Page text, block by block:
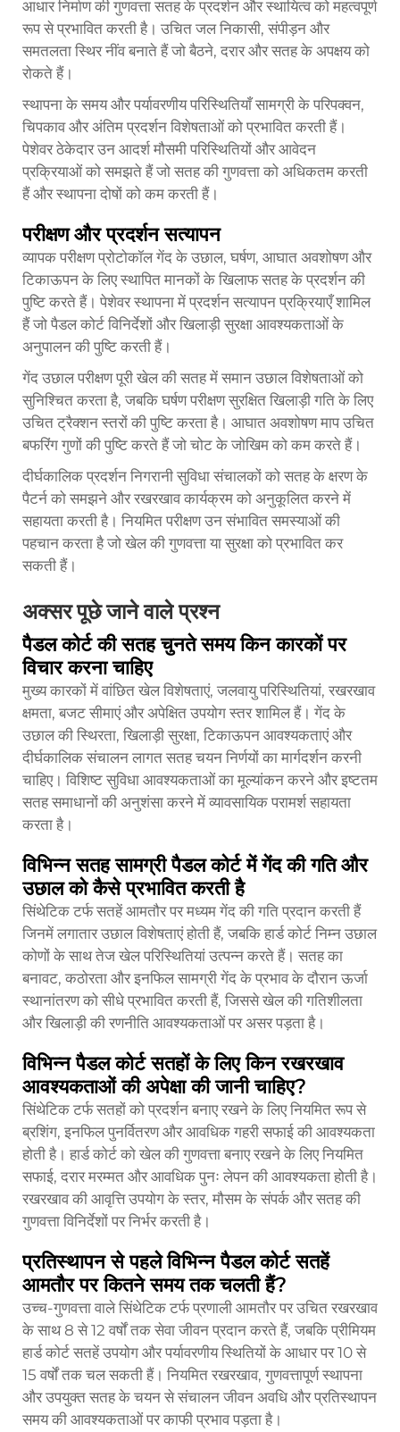
आधार निर्माण की गुणवत्ता सतह के प्रदर्शन और स्थायित्व को महत्वपूर्ण
रूप से प्रभावित करती है। उचित जल निकासी, संपीड़न और
समतलता स्थिर नींव बनाते हैं जो बैठने, दरार और सतह के अपक्षय को
रोकते हैं।
स्थापना के समय और पर्यावरणीय परिस्थितियाँ सामग्री के परिपक्वन,
चिपकाव और अंतिम प्रदर्शन विशेषताओं को प्रभावित करती हैं।
पेशेवर ठेकेदार उन आदर्श मौसमी परिस्थितियों और आवेदन
प्रक्रियाओं को समझते हैं जो सतह की गुणवत्ता को अधिकतम करती
हैं और स्थापना दोषों को कम करती हैं।
परीक्षण और प्रदर्शन सत्यापन
व्यापक परीक्षण प्रोटोकॉल गेंद के उछाल, घर्षण, आघात अवशोषण और
टिकाऊपन के लिए स्थापित मानकों के खिलाफ सतह के प्रदर्शन की
पुष्टि करते हैं। पेशेवर स्थापना में प्रदर्शन सत्यापन प्रक्रियाएँ शामिल
हैं जो पैडल कोर्ट विनिर्देशों और खिलाड़ी सुरक्षा आवश्यकताओं के
अनुपालन की पुष्टि करती हैं।
गेंद उछाल परीक्षण पूरी खेल की सतह में समान उछाल विशेषताओं को
सुनिश्चित करता है, जबकि घर्षण परीक्षण सुरक्षित खिलाड़ी गति के लिए
उचित ट्रैक्शन स्तरों की पुष्टि करता है। आघात अवशोषण माप उचित
बफरिंग गुणों की पुष्टि करते हैं जो चोट के जोखिम को कम करते हैं।
दीर्घकालिक प्रदर्शन निगरानी सुविधा संचालकों को सतह के क्षरण के
पैटर्न को समझने और रखरखाव कार्यक्रम को अनुकूलित करने में
सहायता करती है। नियमित परीक्षण उन संभावित समस्याओं की
पहचान करता है जो खेल की गुणवत्ता या सुरक्षा को प्रभावित कर
सकती हैं।
अक्सर पूछे जाने वाले प्रश्न
पैडल कोर्ट की सतह चुनते समय किन कारकों पर
विचार करना चाहिए
मुख्य कारकों में वांछित खेल विशेषताएं, जलवायु परिस्थितियां, रखरखाव
क्षमता, बजट सीमाएं और अपेक्षित उपयोग स्तर शामिल हैं। गेंद के
उछाल की स्थिरता, खिलाड़ी सुरक्षा, टिकाऊपन आवश्यकताएं और
दीर्घकालिक संचालन लागत सतह चयन निर्णयों का मार्गदर्शन करनी
चाहिए। विशिष्ट सुविधा आवश्यकताओं का मूल्यांकन करने और इष्टतम
सतह समाधानों की अनुशंसा करने में व्यावसायिक परामर्श सहायता
करता है।
विभिन्न सतह सामग्री पैडल कोर्ट में गेंद की गति और
उछाल को कैसे प्रभावित करती है
सिंथेटिक टर्फ सतहें आमतौर पर मध्यम गेंद की गति प्रदान करती हैं
जिनमें लगातार उछाल विशेषताएं होती हैं, जबकि हार्ड कोर्ट निम्न उछाल
कोणों के साथ तेज खेल परिस्थितियां उत्पन्न करते हैं। सतह का
बनावट, कठोरता और इनफिल सामग्री गेंद के प्रभाव के दौरान ऊर्जा
स्थानांतरण को सीधे प्रभावित करती हैं, जिससे खेल की गतिशीलता
और खिलाड़ी की रणनीति आवश्यकताओं पर असर पड़ता है।
विभिन्न पैडल कोर्ट सतहों के लिए किन रखरखाव
आवश्यकताओं की अपेक्षा की जानी चाहिए?
सिंथेटिक टर्फ सतहों को प्रदर्शन बनाए रखने के लिए नियमित रूप से
ब्रशिंग, इनफिल पुनर्वितरण और आवधिक गहरी सफाई की आवश्यकता
होती है। हार्ड कोर्ट को खेल की गुणवत्ता बनाए रखने के लिए नियमित
सफाई, दरार मरम्मत और आवधिक पुनः लेपन की आवश्यकता होती है।
रखरखाव की आवृत्ति उपयोग के स्तर, मौसम के संपर्क और सतह की
गुणवत्ता विनिर्देशों पर निर्भर करती है।
प्रतिस्थापन से पहले विभिन्न पैडल कोर्ट सतहें
आमतौर पर कितने समय तक चलती हैं?
उच्च-गुणवत्ता वाले सिंथेटिक टर्फ प्रणाली आमतौर पर उचित रखरखाव
के साथ 8 से 12 वर्षों तक सेवा जीवन प्रदान करते हैं, जबकि प्रीमियम
हार्ड कोर्ट सतहें उपयोग और पर्यावरणीय स्थितियों के आधार पर 10 से
15 वर्षों तक चल सकती हैं। नियमित रखरखाव, गुणवत्तापूर्ण स्थापना
और उपयुक्त सतह के चयन से संचालन जीवन अवधि और प्रतिस्थापन
समय की आवश्यकताओं पर काफी प्रभाव पड़ता है।